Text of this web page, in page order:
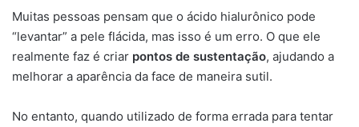
Muitas pessoas pensam que o ácido hialurônico pode
“levantar” a pele flácida, mas isso é um erro. O que ele
realmente faz é criar pontos de sustentação, ajudando a
melhorar a aparência da face de maneira sutil.
No entanto, quando utilizado de forma errada para tentar